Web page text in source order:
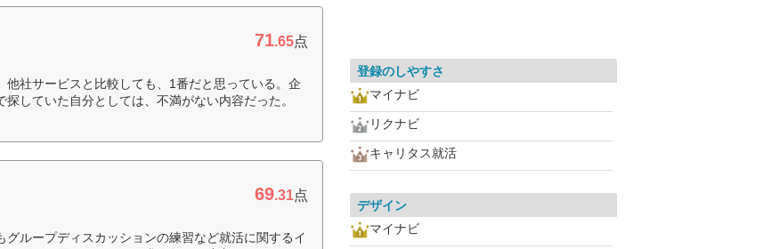
71.65点
社サービスと比較しても、1番だと思っている。企
していた自分としては、不満がない内容だった。
69.31点
ループディスカッションの練習など就活に関するイ
登録のしやすさ
マイナビ
リクナビ
キャリタス就活
デザイン
マイナビ